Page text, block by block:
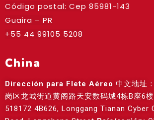
Código postal: Cep 85981-143
Guaira – PR
+55 44 99105 5208
China
Dirección para Flete Aéreo 中文地址
岗区龙城街道黄阁路天安数码城4栋B座6
518172 4B626, Longgang Tianan Cyber